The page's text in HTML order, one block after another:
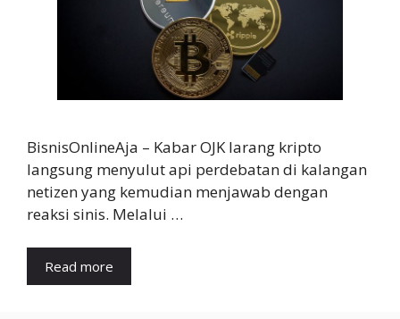
BisnisOnlineAja – Kabar OJK larang kripto
langsung menyulut api perdebatan di kalangan
netizen yang kemudian menjawab dengan
reaksi sinis. Melalui …
Read more